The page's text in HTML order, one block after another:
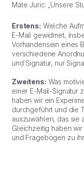
Mate Juric: „Unsere
Erstens: Welche
E-Mail gewidmet,
Vorhandensein eines
verschiedene
und Signatur, nur
Zweitens: Was
einer E-Mail-Signatur
haben wir ein
durchgeführt und die
auszuwählen, das sie
Gleichzeitig haben
und Fragebögen zu